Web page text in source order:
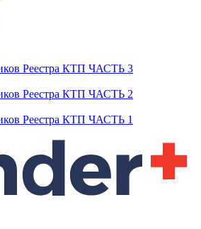
Реестра КТП ЧАСТЬ 3
Реестра КТП ЧАСТЬ 2
Реестра КТП ЧАСТЬ 1